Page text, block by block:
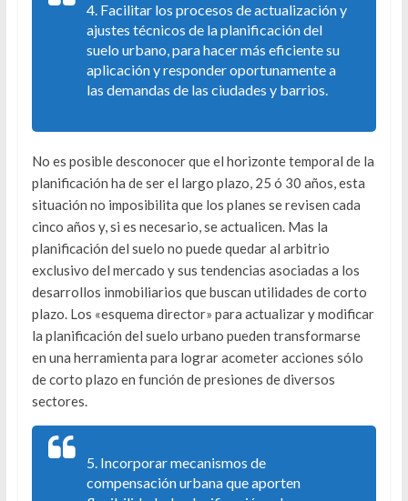
4. Facilitar los procesos de actualización y
ajustes técnicos de la planificación del
suelo urbano, para hacer más eficiente su
aplicación y responder oportunamente a
las demandas de las ciudades y barrios.
No es posible desconocer que el horizonte temporal de la
planificación ha de ser el largo plazo, 25 ó 30 años, esta
situación no imposibilita que los planes se revisen cada
cinco años y, si es necesario, se actualicen. Mas la
planificación del suelo no puede quedar al arbitrio
exclusivo del mercado y sus tendencias asociadas a los
desarrollos inmobiliarios que buscan utilidades de corto
plazo. Los «esquema director» para actualizar y modificar
la planificación del suelo urbano pueden transformarse
en una herramienta para lograr acometer acciones sólo
de corto plazo en función de presiones de diversos
sectores.
5. Incorporar mecanismos de
compensación urbana que aporten